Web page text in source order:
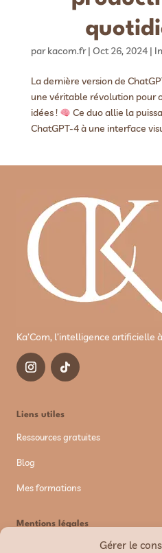
Gérer le
parkacom.fr| Oct 26, 2024|
La dernière version de
une véritable révolution pour
idées !
Ce duo allie la
ChatGPT-4 à une interface
Ka’Com, l’intelligence artificielle
Liens utiles
Ressources gratuites
Blog
Mes formations
Mentions légales